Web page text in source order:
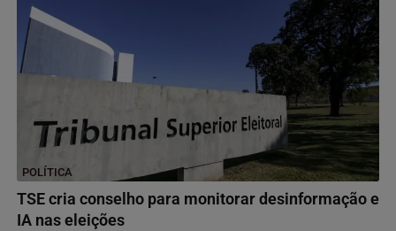
POLÍTICA
TSE cria conselho para monitorar desinformação e
IA nas eleições